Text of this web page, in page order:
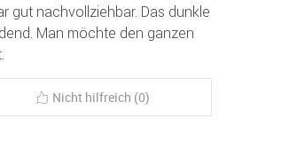
gut nachvollziehbar. Das dunkle
Man möchte den ganzen
Nicht hilfreich (0)